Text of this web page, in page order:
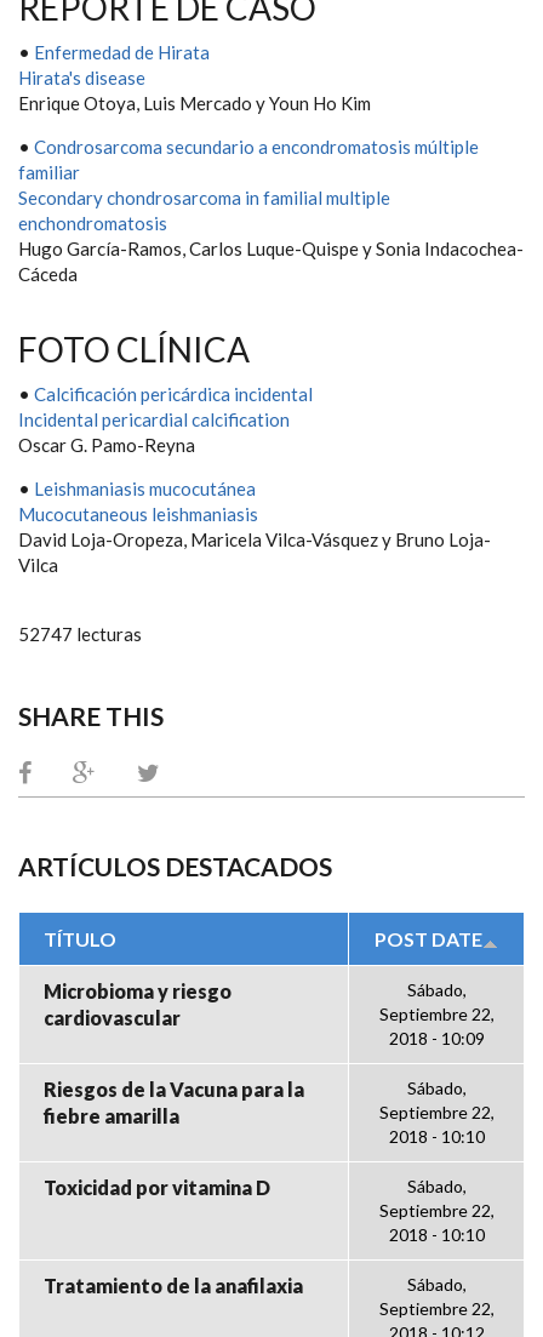
• Enfermedad de Hirata
Hirata's disease
Enrique Otoya, Luis Mercado y Youn Ho Kim
• Condrosarcoma secundario a encondromatosis múltiple
familiar
Secondary chondrosarcoma in familial multiple
enchondromatosis
Hugo García-Ramos, Carlos Luque-Quispe y Sonia Indacochea-
Cáceda
FOTO CLÍNICA
• Calcificación pericárdica incidental
Incidental pericardial calcification
Oscar G. Pamo-Reyna
• Leishmaniasis mucocutánea
Mucocutaneous leishmaniasis
David Loja-Oropeza, Maricela Vilca-Vásquez y Bruno Loja-
Vilca
52747 lecturas
SHARE THIS
ARTÍCULOS DESTACADOS
TÍTULO POST DATE
Microbioma y riesgo
cardiovascular
Sábado,
Septiembre 22,
2018 - 10:09
Riesgos de la Vacuna para la
fiebre amarilla
Sábado,
Septiembre 22,
2018 - 10:10
Toxicidad por vitamina D
Sábado,
Septiembre 22,
2018 - 10:10
Tratamiento de la anafilaxia
Sábado,
Septiembre 22,